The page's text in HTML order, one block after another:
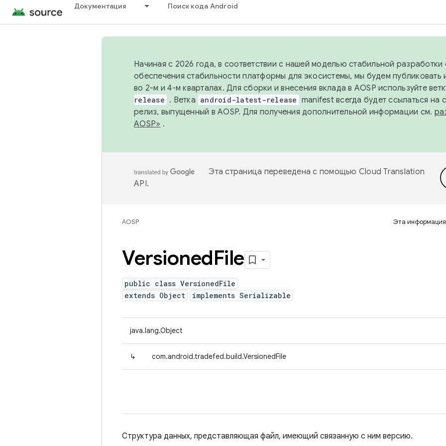
Документация Поиск кода Android
Начиная с 2026 года, в соответствии с нашей моделью стабильной разработки
обеспечения стабильности платформы для экосистемы, мы будем публиковать
во 2-м и 4-м кварталах. Для сборки и внесения вклада в AOSP используйте
release . Ветка android-latest-release manifest всегда будет ссылаться на
релиз, выпущенный в AOSP. Для получения дополнительной информации см.
AOSP» .
Эта страница переведена с помощью Cloud Translation
API.
AOSP Эта информация
VersionedFile
public class VersionedFile
extends Object
implements Serializable
java.lang.Object
↳ com.android.tradefed.build.VersionedFile
Структура данных, представляющая файл, имеющий связанную с ним версию.